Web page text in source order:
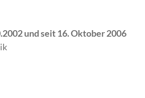
und seit 16. Oktober 2006